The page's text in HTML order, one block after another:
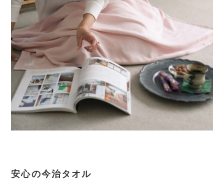
安心の今治タオル